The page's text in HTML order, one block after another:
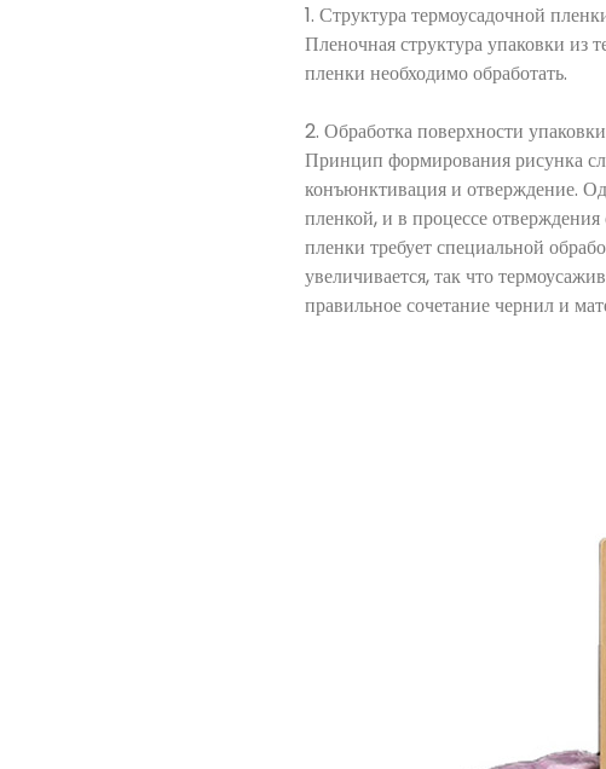
1. Структура термоусадочной
Пленочная структура упаковки из
пленки необходимо обработать.
2. Обработка поверхности
Принцип формирования рисунка
конъюнктивация и отверждение.
пленкой, и в процессе
пленки требует специальной
увеличивается, так что
правильное сочетание чернил и